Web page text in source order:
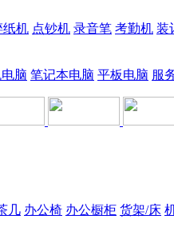
纸机 点钞机 录音笔 考勤机 装
脑 笔记本电脑 平板电脑 服
几 办公椅 办公橱柜 货架/床